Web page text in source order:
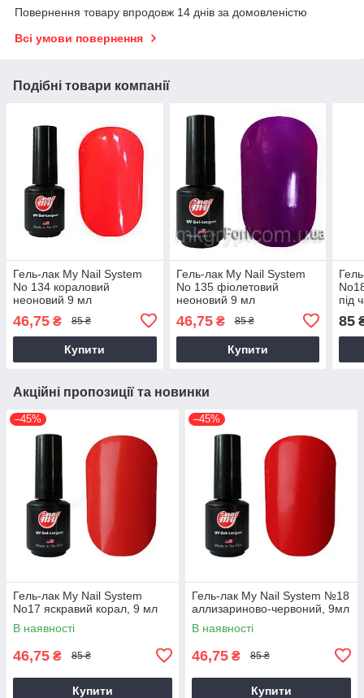
Повернення товару впродовж 14 днів за домовленістю
Всі умови повернення
Подібні товари компанії
Гель-лак My Nail System
No 134 кораловий
неоновий 9 мл
46,75 ₴ 85 ₴
Купити
Гель-лак My Nail System
No 135 фіолетовий
неоновий 9 мл
46,75₴ 85 ₴
Купити
під
85
Акційні пропозиції та новинки
–45%
Гель-лак My Nail System
No17 яскравий корал, 9 мл
В наявності
46,75 ₴ 85 ₴
Купити
–45%
Гель-лак My Nail System №18
аллизариново-червоний, 9мл
В наявності
46,75 ₴ 85 ₴
Купити